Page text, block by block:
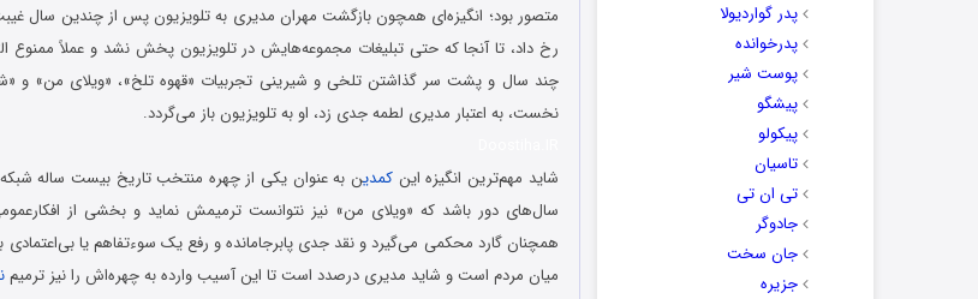
پدر گواردیولا
پدرخوانده
پوست شیر
پیشگو
پیکولو
تاسیان
تی ان تی
جادوگر
جان سخت
جزیره
متصور بود؛ انگیزه‌ای همچون بازگشت مهران مدیری به تلویزیون پس از چندین سال
رخ داد، تا آنجا که حتی تبلیغات مجموعه‌هایش در تلویزیون پخش نشد و عملاً
چند سال و پشت سر گذاشتن تلخی و شیرینی تجربیات «قهوه تلخ»، «ویلای من»
نخست، به اعتبار مدیری لطمه جدی زد، او به تلویزیون باز می‌گردد.
شاید مهم‌ترین انگیزه‌ این کمدین به عنوان یکی از چهره منتخب تاریخ بیست ساله شبکه
سال‌های دور باشد که «ویلای من» نیز نتوانست ترمیمش نماید و بخشی از
همچنان گارد محکمی می‌گیرد و نقد جدی پابرجامانده و رفع یک سوءتفاهم یا بی‌اعتمادی
میان مردم است و شاید مدیری درصدد است تا این آسیب وارده به چهره‌اش را نیز ترمیم